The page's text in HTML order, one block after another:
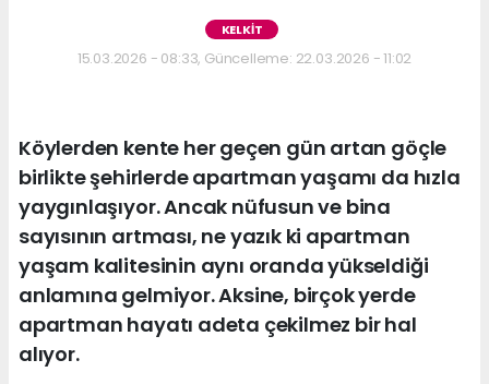
KELKİT
15.03.2026 - 08:33, Güncelleme: 22.03.2026 - 11:02
Köylerden kente her geçen gün artan göçle
birlikte şehirlerde apartman yaşamı da hızla
yaygınlaşıyor. Ancak nüfusun ve bina
sayısının artması, ne yazık ki apartman
yaşam kalitesinin aynı oranda yükseldiği
anlamına gelmiyor. Aksine, birçok yerde
apartman hayatı adeta çekilmez bir hal
alıyor.